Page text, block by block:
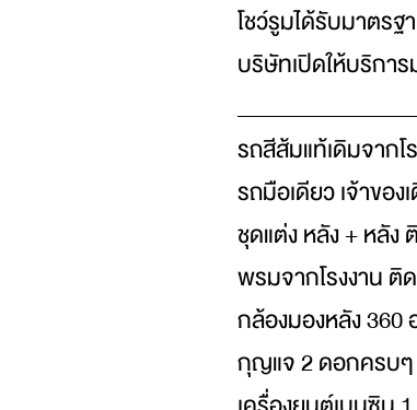
โชว์รูมได้รับมาตร
บริษัทเปิดให้บริกา
รถสีส้มแท้เดิมจากโ
รถมือเดียว เจ้าของ
ชุดแต่ง หลัง + หลัง
พรมจากโรงงาน ติ
กล้องมองหลัง 360
กุญแจ 2 ดอกครบๆ